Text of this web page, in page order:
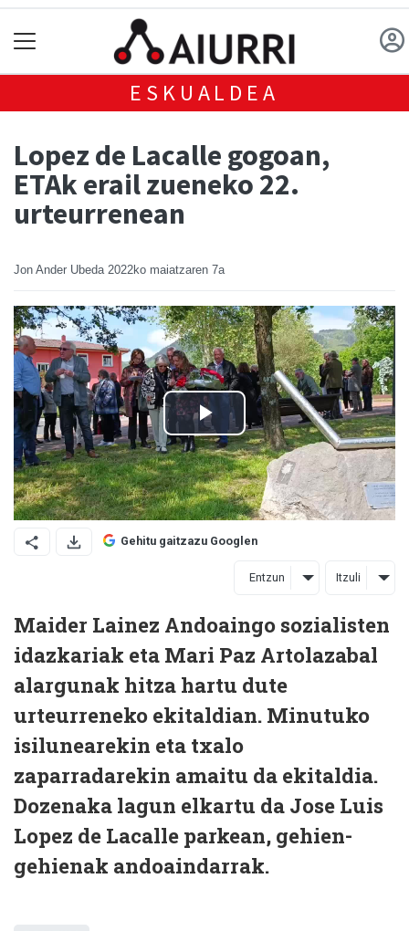
ESKUALDEA
Lopez de Lacalle gogoan,
ETAk erail zueneko 22.
urteurrenean
Jon Ander Ubeda 2022ko maiatzaren 7a
Gehitu gaitzazu Googlen
Entzun Itzuli
Maider Lainez Andoaingo sozialisten
idazkariak eta Mari Paz Artolazabal
alargunak hitza hartu dute
urteurreneko ekitaldian. Minutuko
isilunearekin eta txalo
zaparradarekin amaitu da ekitaldia.
Dozenaka lagun elkartu da Jose Luis
Lopez de Lacalle parkean, gehien-
gehienak andoaindarrak.